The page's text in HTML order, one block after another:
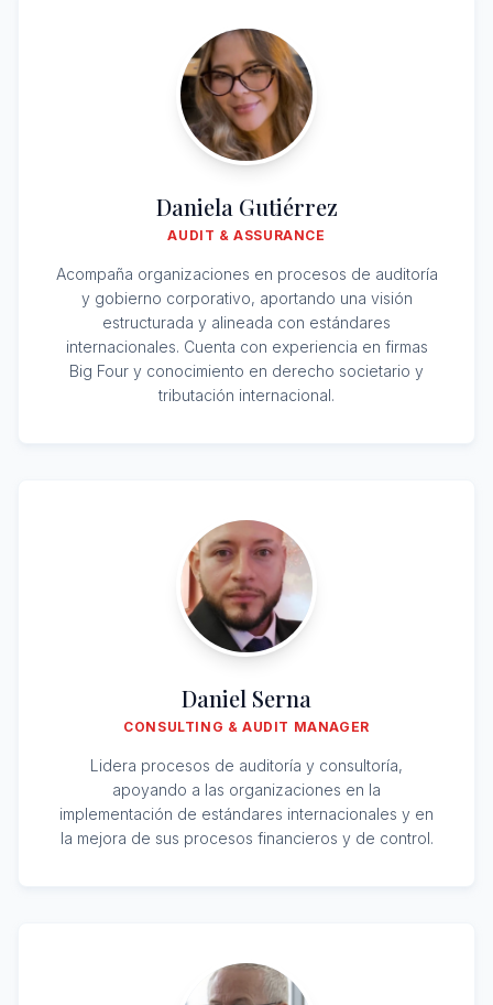
Daniela Gutiérrez
AUDIT & ASSURANCE
Acompaña organizaciones en procesos de auditoría
y gobierno corporativo, aportando una visión
estructurada y alineada con estándares
internacionales. Cuenta con experiencia en firmas
Big Four y conocimiento en derecho societario y
tributación internacional.
Daniel Serna
CONSULTING & AUDIT MANAGER
Lidera procesos de auditoría y consultoría,
apoyando a las organizaciones en la
implementación de estándares internacionales y en
la mejora de sus procesos financieros y de control.